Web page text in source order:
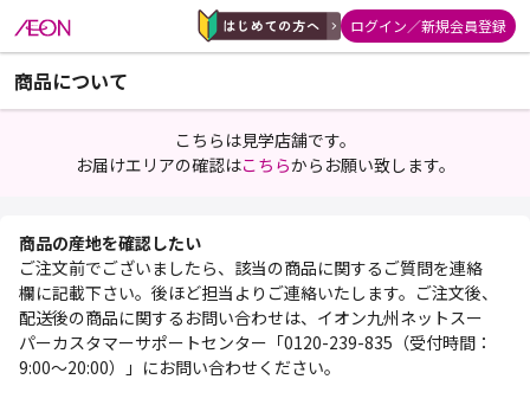
ログイン／新規会員登録
商品について
こちらは見学店舗です。
お届けエリアの確認はこちらからお願い致します。
商品の産地を確認したい
ご注文前でございましたら、該当の商品に関するご質問を連絡
欄に記載下さい。後ほど担当よりご連絡いたします。ご注文後、
配送後の商品に関するお問い合わせは、イオン九州ネットスー
パーカスタマーサポートセンター「0120-239-835（受付時間：
9:00～20:00）」にお問い合わせください。